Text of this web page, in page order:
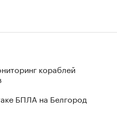
кораблей
БПЛА на Белгород